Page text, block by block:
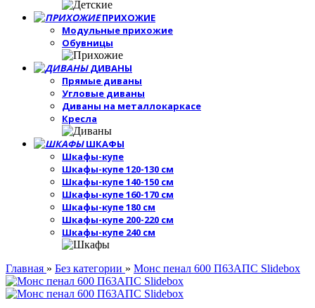
ПРИХОЖИЕ
Модульные прихожие
Обувницы
ДИВАНЫ
Прямые диваны
Угловые диваны
Диваны на металлокаркасе
Кресла
ШКАФЫ
Шкафы-купе
Шкафы-купе 120-130 см
Шкафы-купе 140-150 см
Шкафы-купе 160-170 см
Шкафы-купе 180 см
Шкафы-купе 200-220 см
Шкафы-купе 240 см
Главная » Без категории » Монс пенал 600 П63АПС Slidebox